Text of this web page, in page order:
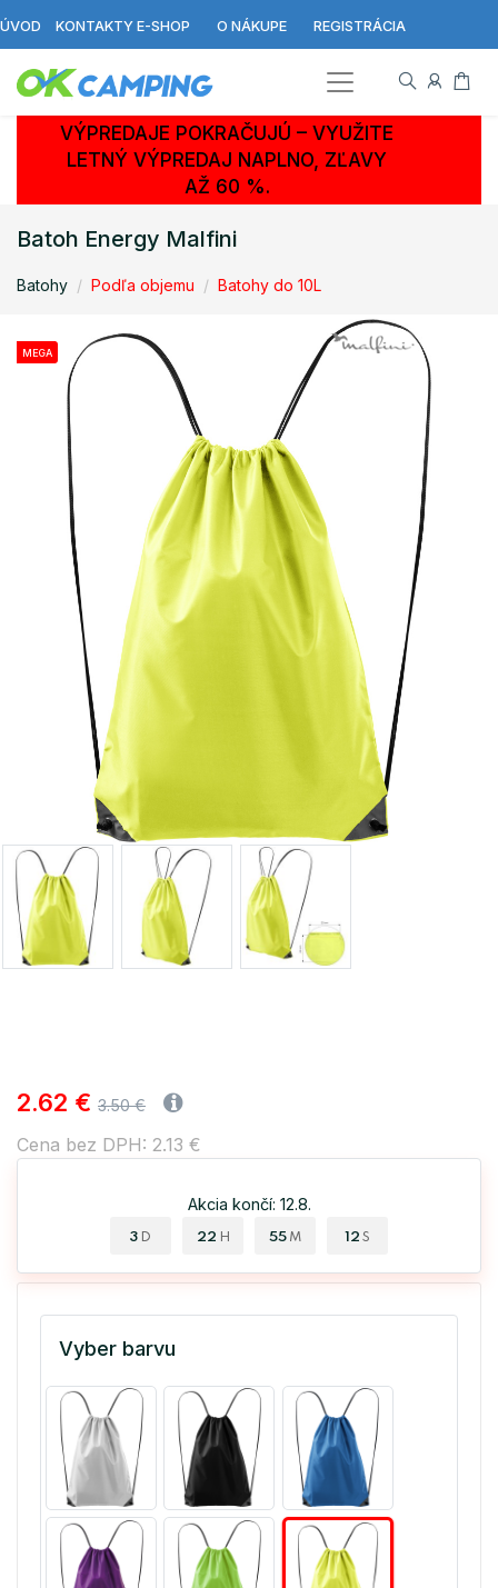
ÚVOD KONTAKTY E-SHOP O NÁKUPE REGISTRÁCIA
VÝPREDAJE POKRAČUJÚ – VYUŽITE
LETNÝ VÝPREDAJ NAPLNO, ZĽAVY
AŽ 60 %.
Batoh Energy Malfini
Batohy Podľa objemu Batohy do 10L
MEGA
2.62 € 3.50 €
Cena bez DPH: 2.13 €
Akcia končí: 12.8.
3 D 22 H 55 M 12 S
Vyber barvu